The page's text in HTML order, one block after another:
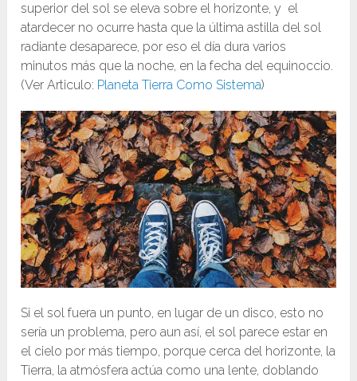
superior del sol se eleva sobre el horizonte, y el
atardecer no ocurre hasta que la última astilla del sol
radiante desaparece, por eso el día dura varios
minutos más que la noche, en la fecha del equinoccio.
(Ver Articulo: Planeta Tierra Como Sistema)
Si el sol fuera un punto, en lugar de un disco, esto no
sería un problema, pero aun así, el sol parece estar en
el cielo por más tiempo, porque cerca del horizonte, la
Tierra, la atmósfera actúa como una lente, doblando